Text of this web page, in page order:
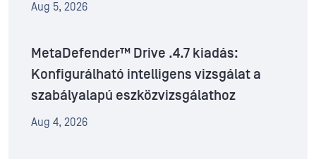
Aug 5, 2026
MetaDefender™ Drive .4.7 kiadás:
Konfigurálható intelligens vizsgálat a
szabályalapú eszközvizsgálathoz
Aug 4, 2026